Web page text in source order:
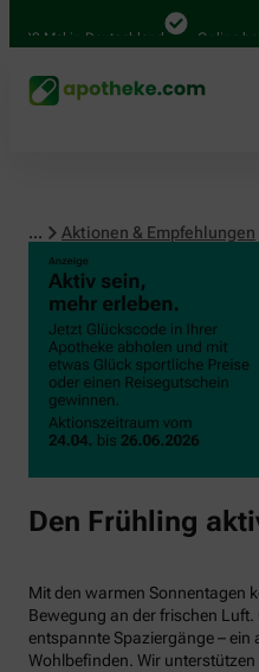
Mal in Deutschland Online bei
... Aktionen & Empfehlungen
Den Frühling
Mit den warmen Sonnentagen
Bewegung an der frischen
entspannte Spaziergänge – ein
Wohlbefinden. Wir